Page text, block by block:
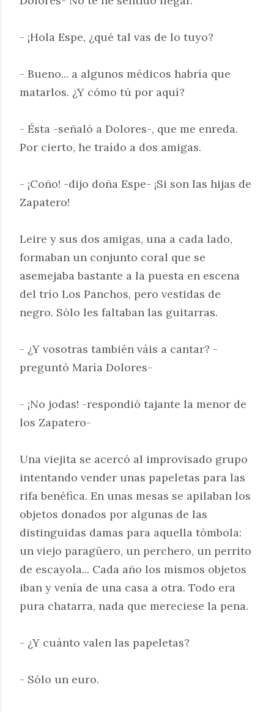
- ¡Hola Espe, ¿qué tal vas de lo tuyo?
- Bueno... a algunos médicos habría que
matarlos. ¿Y cómo tú por aquí?
- Ésta -señaló a Dolores-, que me enreda.
Por cierto, he traído a dos amigas.
- ¡Coño! -dijo doña Espe- ¡Si son las hijas de
Zapatero!
Leire y sus dos amigas, una a cada lado,
formaban un conjunto coral que se
asemejaba bastante a la puesta en escena
del trío Los Panchos, pero vestidas de
negro. Sólo les faltaban las guitarras.
- ¿Y vosotras también váis a cantar? -
preguntó María Dolores-
- ¡No jodas! -respondió tajante la menor de
los Zapatero-
Una viejita se acercó al improvisado grupo
intentando vender unas papeletas para las
rifa benéfica. En unas mesas se apilaban los
objetos donados por algunas de las
distinguidas damas para aquella tómbola:
un viejo paragüero, un perchero, un perrito
de escayola... Cada año los mismos objetos
iban y venía de una casa a otra. Todo era
pura chatarra, nada que mereciese la pena.
- ¿Y cuánto valen las papeletas?
- Sólo un euro.